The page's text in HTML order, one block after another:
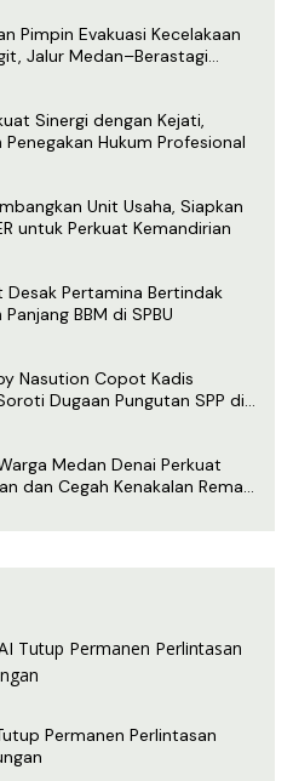
Pimpin Evakuasi Kecelakaan
Jalur Medan–Berastagi
Sinergi dengan Kejati,
Hukum Profesional
Unit Usaha, Siapkan
untuk Perkuat Kemandirian
Pertamina Bertindak
BBM di SPBU
Nasution Copot Kadis
Dugaan Pungutan SPP di
Medan Denai Perkuat
dan Cegah Kenakalan Remaja
Permanen Perlintasan